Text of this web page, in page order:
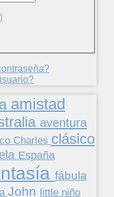
amistad
aventura
Charles clásico
España
fábula
John little niño